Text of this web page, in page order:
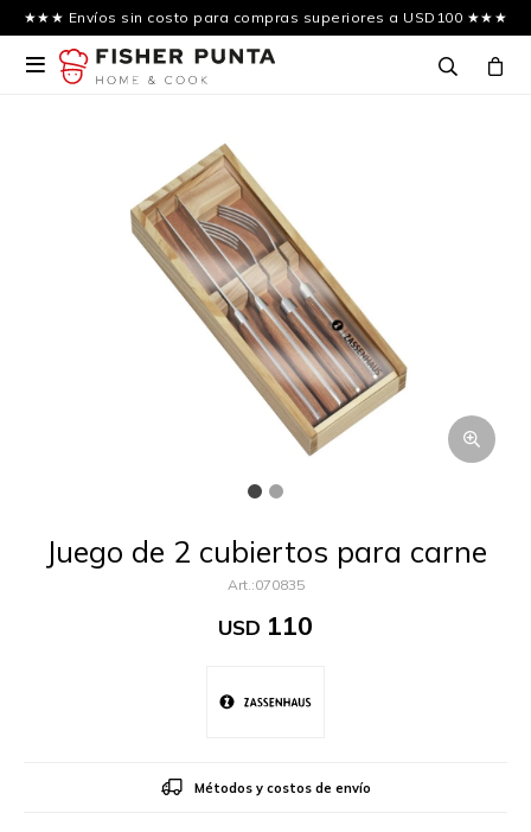
★★★ Envíos sin costo para compras superiores a USD100 ★★★

Juego de 2 cubiertos para carne
070835
USD 110
Métodos y costos de envío